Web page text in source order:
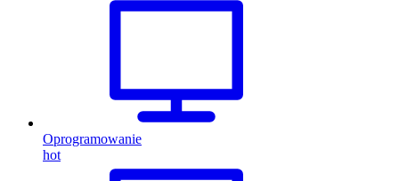
Oprogramowanie
hot